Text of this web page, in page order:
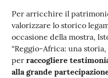
Per arricchire il
valorizzare lo storico
occasione della mostra,
“Reggio-Africa: una
per raccogliere
alla grande